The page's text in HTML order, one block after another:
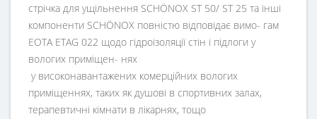
стрічка для ущільнення SCHÖNOX ST 50/ ST 25 та інші
компоненти SCHÖNOX повністю відповідає вимо- гам
EOTA ETAG 022 щодо гідроізоляції стін і підлоги у
вологих приміщен- нях
у високонавантажених комерційних вологих
приміщеннях, таких як душові в спортивних залах,
терапевтичні кімнати в лікарнях, тощо